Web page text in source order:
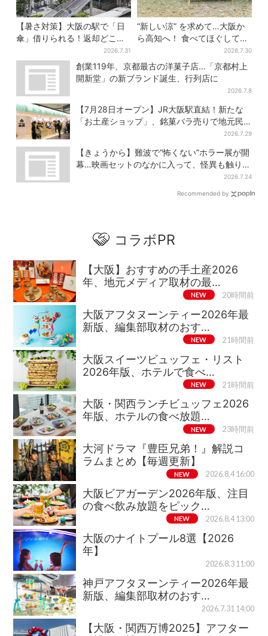
【暑さ対策】大阪の駅で「日
傘」借りられる！返却どこで
もOK、熱中症対策にシェアサ
ービス拡大
2026.7.31
“新しい涼” を求めて…大阪か
ら高知へ！ 食べてほぐして
「仁淀ブルー」でととのう体
験旅【2026夏最新版】
2026.7.30
創業119年、京都最古の洋菓子店…「京都村上
開新堂」の新ブランド誕生、行列店に
2026.7.8
【7月28日オープン】JR大阪駅直結！新たな
「お土産ショップ」、銘菓バラ売りで地元民
2026.7.29
【きょうから】難波で“怖くない”ホラー展が開
幕…映画セットのなかに入って、怪異も触り放
2026.7.24
Recommended by
コラボPR
【大阪】おすすめの手土産2026
年、地元メディア取材の最…
NEW 20時間前
大阪アフタヌーンティー2026年最
新版、編集部取材のおす…
NEW 21時間前
大阪スイーツビュッフェ・リスト
2026年版、ホテルで食べ…
NEW 21時間前
大阪・関西ランチビュッフェ2026
年版、ホテルの食べ放題…
NEW 23時間前
大河ドラマ『豊臣兄弟！』解説コ
ラムまとめ【毎週更新】
NEW 2026.8.4 16:00
大阪ビアガーデン2026年版、注目
の食べ飲み放題をピック…
NEW 2026.8.4 13:00
大阪のナイトプール8選【2026
年】
2026.8.3 11:00
神戸アフタヌーンティー2026年最
新版、編集部取材のおす…
2026.7.31 14:00
【大阪・関西万博2025】アフター